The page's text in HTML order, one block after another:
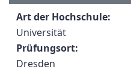
Art der Hochschule:
Universität
Prüfungsort:
Dresden